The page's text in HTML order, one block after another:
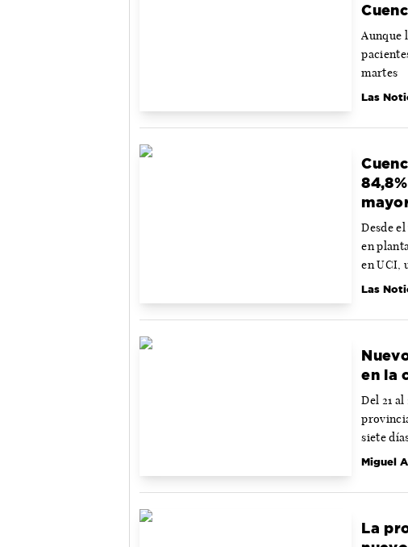
Aunque
martes
Las
Desde
en
en UCI,
Las
en la
Del 21
siete
Miguel
La